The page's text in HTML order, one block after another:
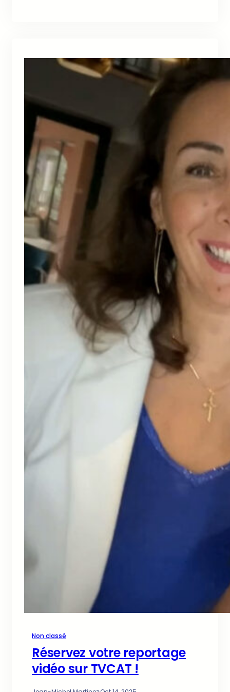
Non classé
Réservez votre reportage
vidéo sur TVCAT !